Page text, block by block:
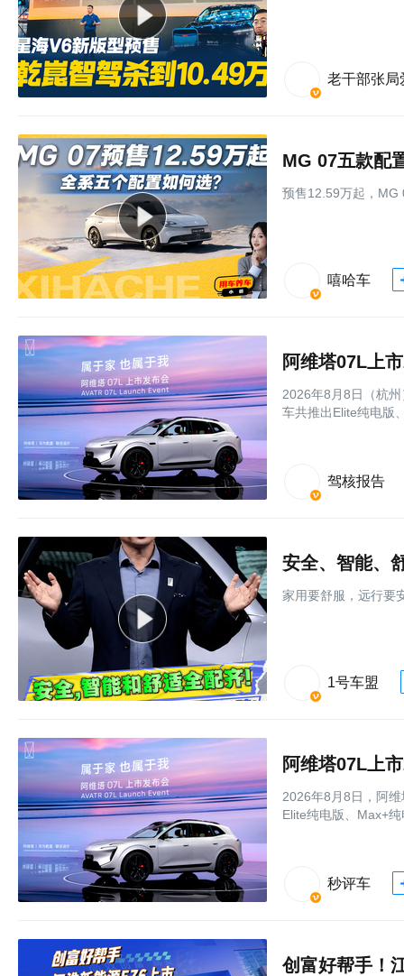
老干部张局
MG 07五款配
预售12.59万起，MG
嘻哈车
2026年8月8日（杭
车共推出Elite纯电版
驾核报告
家用要舒服，远行要
1号车盟
阿维塔07L上
2026年8月8日，阿
Elite纯电版、Max+
秒评车
创富好帮手！